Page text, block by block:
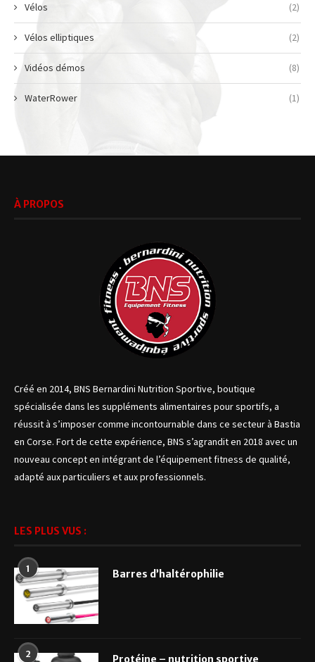
Vélos (2)
Vélos elliptiques (2)
Vidéos démos (8)
WaterRower (1)
À PROPOS
Créé en 2014, BNS Bernardini Nutrition Sportive, boutique
spécialisée dans les suppléments alimentaires pour sportifs, a
réussit à s’imposer comme incontournable dans ce secteur à Bastia
en Corse. Fort de cette expérience, BNS s’agrandit en 2018 avec un
nouveau concept en intégrant de l’équipement fitness de qualité,
adapté aux particuliers et aux professionnels.
LES PLUS VUS :
1 Barres d’haltérophilie
2 Protéine – nutrition sportive